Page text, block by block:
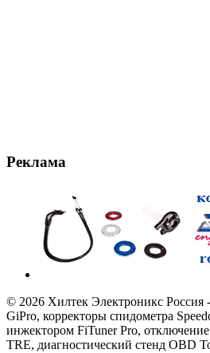
Реклама
© 2026 Хилтек Электроникс Россия
GiPro, корректоры спидометра
инжектором FiTuner Pro,
TRE, диагностический стенд OBD